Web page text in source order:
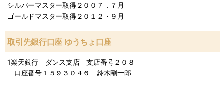
シルバーマスター取得２００７．７月
ゴールドマスター取得２０１２・９月
取引先銀行口座 ゆうちょ口座
1楽天銀行 ダンス支店 支店番号２０８
口座番号１５９３０４６ 鈴木剛一郎